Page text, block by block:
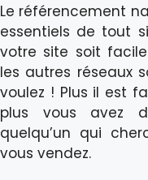
Le référencement
essentiels de tout
votre site soit
les autres réseaux
voulez ! Plus il est
plus vous avez
quelqu’un qui
vous vendez.